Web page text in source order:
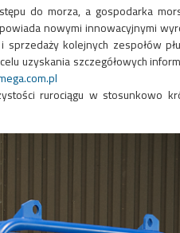
do morza, a gospodarka
nowymi innowacyjnymi
kolejnych zespołów
uzyskania szczegółowych
rurociągu w stosunkowo